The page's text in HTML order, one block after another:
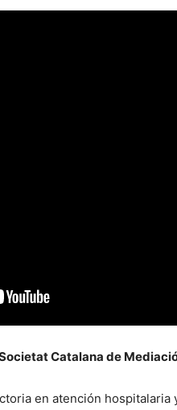
Catalana de
en atención hospitalaria